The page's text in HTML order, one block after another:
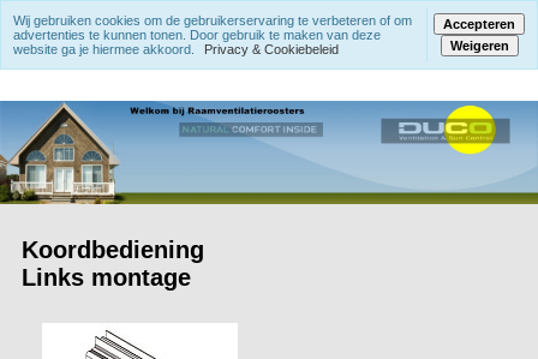
Koordbediening
Links montage
Wij gebruiken cookies om de gebruikerservaring te verbeteren of om
advertenties te kunnen tonen. Door gebruik te maken van deze
website ga je hiermee akkoord.
Privacy & Cookiebeleid
Accepteren
Weigeren